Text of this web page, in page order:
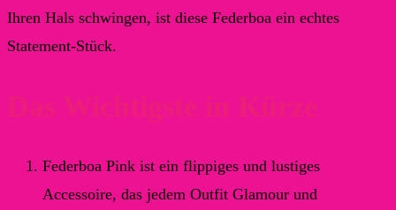
Ihren Hals schwingen, ist diese Federboa ein echtes
Statement-Stück.
Das Wichtigste in Kürze
Federboa Pink ist ein flippiges und lustiges
Accessoire, das jedem Outfit Glamour und